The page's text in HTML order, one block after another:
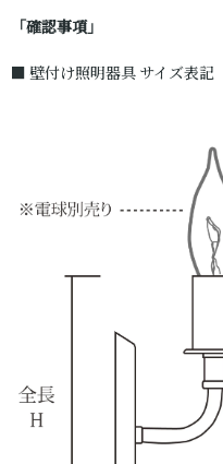
「確認事項」
■ 壁付け照明器具 サイズ表記